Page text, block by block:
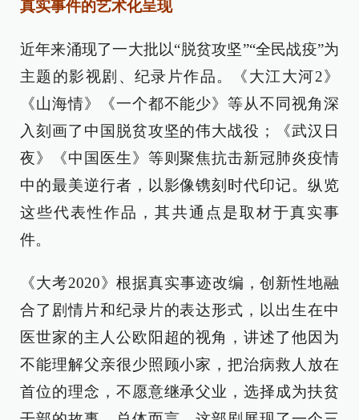
真实事件的艺术化呈现
近年来涌现了一大批以“脱贫攻坚”“全民战疫”为
主题的影视剧、纪录片作品。《大江大河2》
《山海情》《一个都不能少》等从不同视角深
入刻画了中国脱贫攻坚的伟大战役；《武汉日
夜》《中国医生》等则聚焦抗击新冠肺炎疫情
中的最美逆行者，以影像镌刻时代印记。纵览
这些代表性作品，其共通点是取材于真实事
件。
《大考2020》根据真实事迹改编，创新性地融
合了剧情片和纪录片的表达形式，以出生在中
医世家的主人公欧阳超的视角，讲述了他因为
不能理解父亲很少照顾小家，把治病救人放在
首位的理念，不愿意继承父业，选择成为扶贫